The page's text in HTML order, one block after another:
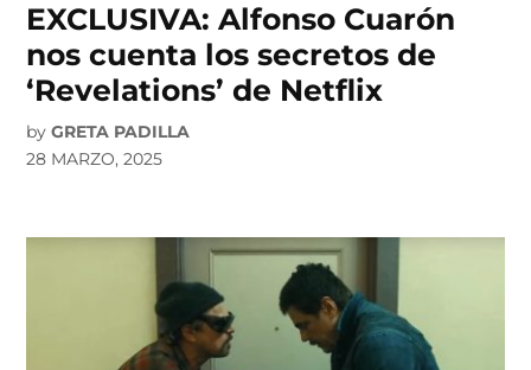
EXCLUSIVA: Alfonso Cuarón
nos cuenta los secretos de
‘Revelations’ de Netflix
by GRETA PADILLA
28 MARZO, 2025